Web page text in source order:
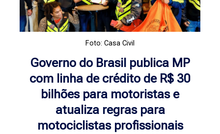
Foto: Casa Civil
Governo do Brasil publica MP
com linha de crédito de R$ 30
bilhões para motoristas e
atualiza regras para
motociclistas profissionais